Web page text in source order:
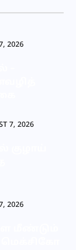
2026
7, 2026
2026